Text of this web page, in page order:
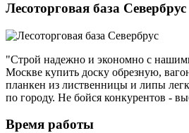
Лесоторговая база Севербрус
"Строй надежно и экономно с
Москве купить доску обрезную,
планкен из лиственницы и липы
по городу. Не бойся конкурентов -
Время работы